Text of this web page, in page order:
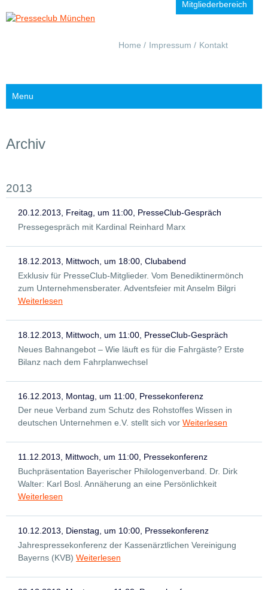
Mitgliederbereich
Navigation
Home Impressum Kontakt
Menu
Archiv
2013
20.12.2013, Freitag, um 11:00, PresseClub-Gespräch
Pressegespräch mit Kardinal Reinhard Marx
18.12.2013, Mittwoch, um 18:00, Clubabend
Exklusiv für PresseClub-Mitglieder. Vom Benediktinermönch
zum Unternehmensberater. Adventsfeier mit Anselm Bilgri
Weiterlesen
18.12.2013, Mittwoch, um 11:00, PresseClub-Gespräch
Neues Bahnangebot – Wie läuft es für die Fahrgäste? Erste
Bilanz nach dem Fahrplanwechsel
16.12.2013, Montag, um 11:00, Pressekonferenz
Der neue Verband zum Schutz des Rohstoffes Wissen in
deutschen Unternehmen e.V. stellt sich vor Weiterlesen
11.12.2013, Mittwoch, um 11:00, Pressekonferenz
Buchpräsentation Bayerischer Philologenverband. Dr. Dirk
Walter: Karl Bosl. Annäherung an eine Persönlichkeit
Weiterlesen
10.12.2013, Dienstag, um 10:00, Pressekonferenz
Jahrespressekonferenz der Kassenärztlichen Vereinigung
Bayerns (KVB) Weiterlesen